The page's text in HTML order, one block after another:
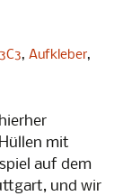
, Aufkleber,
mit
auf dem
und wir